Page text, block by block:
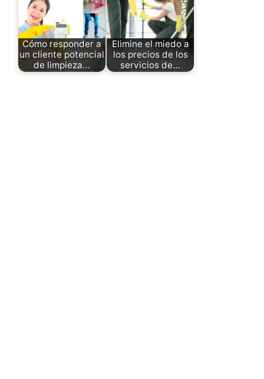
Cómo responder a
un cliente potencial
de limpieza…
Elimine el miedo a
los precios de los
servicios de…